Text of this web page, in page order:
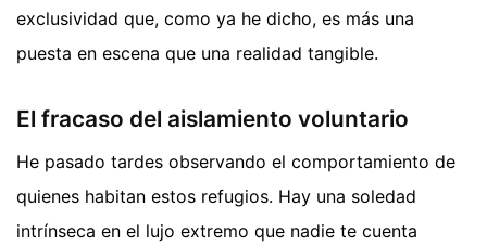
exclusividad que, como ya he dicho, es más una
puesta en escena que una realidad tangible.
El fracaso del aislamiento voluntario
He pasado tardes observando el comportamiento de
quienes habitan estos refugios. Hay una soledad
intrínseca en el lujo extremo que nadie te cuenta